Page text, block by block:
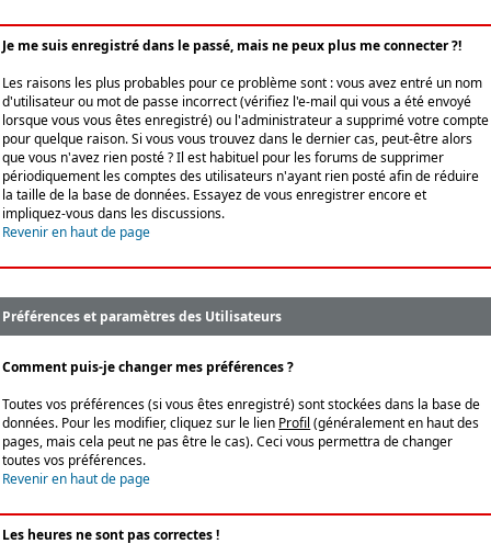
Je me suis enregistré dans le passé, mais ne peux plus me connecter ?!
Les raisons les plus probables pour ce problème sont : vous avez entré un nom
d'utilisateur ou mot de passe incorrect (vérifiez l'e-mail qui vous a été envoyé
lorsque vous vous êtes enregistré) ou l'administrateur a supprimé votre compte
pour quelque raison. Si vous vous trouvez dans le dernier cas, peut-être alors
que vous n'avez rien posté ? Il est habituel pour les forums de supprimer
périodiquement les comptes des utilisateurs n'ayant rien posté afin de réduire
la taille de la base de données. Essayez de vous enregistrer encore et
impliquez-vous dans les discussions.
Revenir en haut de page
Préférences et paramètres des Utilisateurs
Comment puis-je changer mes préférences ?
Toutes vos préférences (si vous êtes enregistré) sont stockées dans la base de
données. Pour les modifier, cliquez sur le lien Profil (généralement en haut des
pages, mais cela peut ne pas être le cas). Ceci vous permettra de changer
toutes vos préférences.
Revenir en haut de page
Les heures ne sont pas correctes !